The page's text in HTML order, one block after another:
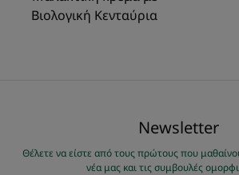
Βιολογική Κενταύρια
Νewsletter
Θέλετε να είστε από τους πρώτους που
νέα μας και τις συμβουλές